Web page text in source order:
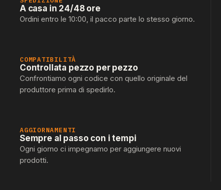
A casa in 24/48 ore
Ordini entro le 10:00, il pacco parte lo stesso giorno.
COMPATIBILITÀ
Controllata pezzo per pezzo
Confrontiamo ogni codice con quello originale del
produttore prima di spedirlo.
AGGIORNAMENTI
Sempre al passo con i tempi
Ogni giorno ci impegnamo per aggiungere nuovi
prodotti.